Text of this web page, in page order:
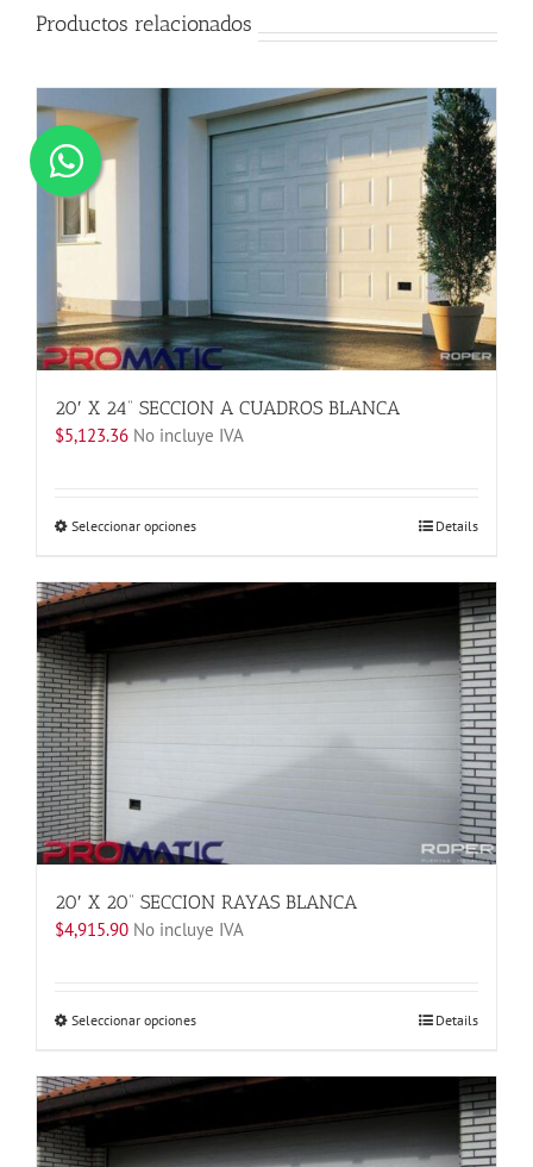
Productos relacionados
20′ X 24” SECCION A CUADROS BLANCA
$5,123.36 No incluye IVA
Seleccionar opcionesEste
tiene
múltiples
variantes.
Las
opciones
página
de
producto
Details
20′ X 20” SECCION RAYAS BLANCA
$4,915.90 No incluye IVA
Seleccionar opcionesEste
tiene
múltiples
variantes.
Las
Details